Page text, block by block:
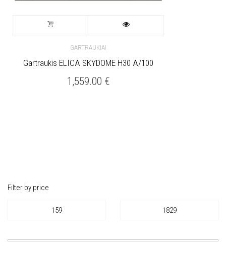
GARTRAUKIAI
Gartraukis ELICA SKYDOME H30 A/100
1,559.00 €
Filter by price